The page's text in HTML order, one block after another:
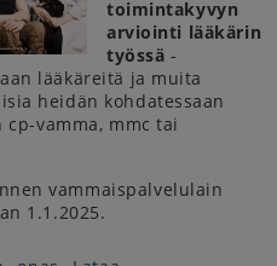
toimintakyvyn
arviointi lääkärin
työssä -
lääkäreitä ja muita
heidän kohdatessaan
vamma, mmc tai
vammaispalvelulain
1.1.2025.